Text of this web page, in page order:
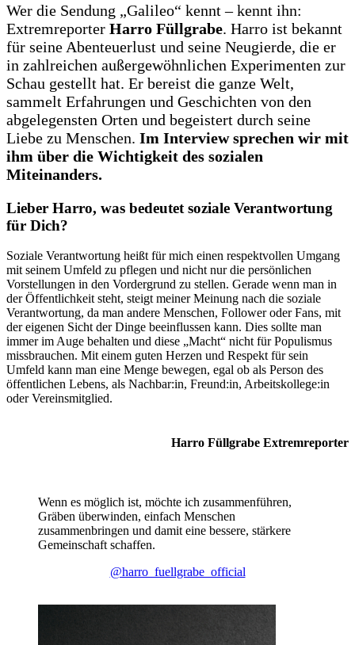
Wer die Sendung „Galileo“ kennt – kennt ihn:
Extremreporter Harro Füllgrabe. Harro ist bekannt
für seine Abenteuerlust und seine Neugierde, die er
in zahlreichen außergewöhnlichen Experimenten zur
Schau gestellt hat. Er bereist die ganze Welt,
sammelt Erfahrungen und Geschichten von den
abgelegensten Orten und begeistert durch seine
Liebe zu Menschen. Im Interview sprechen wir mit
ihm über die Wichtigkeit des sozialen
Miteinanders.
Lieber Harro, was bedeutet soziale Verantwortung
für Dich?
Soziale Verantwortung heißt für mich einen respektvollen Umgang
mit seinem Umfeld zu pflegen und nicht nur die persönlichen
Vorstellungen in den Vordergrund zu stellen. Gerade wenn man in
der Öffentlichkeit steht, steigt meiner Meinung nach die soziale
Verantwortung, da man andere Menschen, Follower oder Fans, mit
der eigenen Sicht der Dinge beeinflussen kann. Dies sollte man
immer im Auge behalten und diese „Macht“ nicht für Populismus
missbrauchen. Mit einem guten Herzen und Respekt für sein
Umfeld kann man eine Menge bewegen, egal ob als Person des
öffentlichen Lebens, als Nachbar:in, Freund:in, Arbeitskollege:in
oder Vereinsmitglied.
Harro Füllgrabe Extremreporter
Wenn es möglich ist, möchte ich zusammenführen,
Gräben überwinden, einfach Menschen
zusammenbringen und damit eine bessere, stärkere
Gemeinschaft schaffen.
@harro_fuellgrabe_official